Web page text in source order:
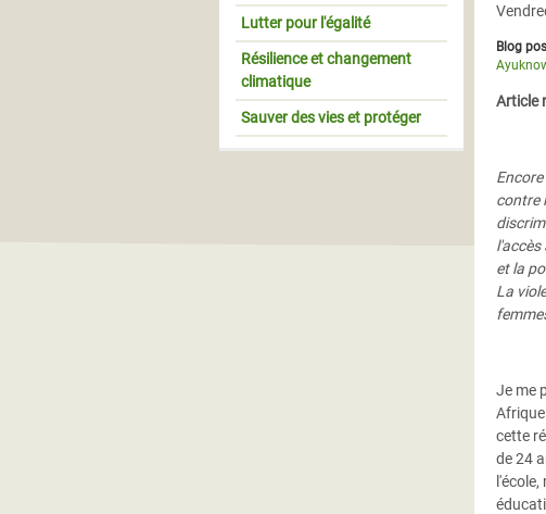
Blog
Article
contre
l'accès
et la
La
Je me
cette
de 24
Lutter pour l'égalité
Résilience et changement
climatique
Sauver des vies et protéger